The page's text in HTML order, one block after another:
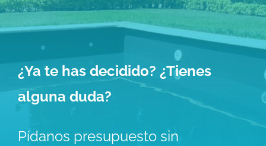
¿Ya te has decidido? ¿Tienes
alguna duda?
Pídanos presupuesto sin